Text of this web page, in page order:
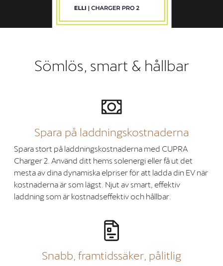
Sömlös, smart & hållbar
Spara på laddningskostnaderna
Spara stort på laddningskostnaderna med CUPRA
Charger 2. Använd ditt hems solenergi eller få ut det
mesta av dina dynamiska elpriser för att ladda din EV när
kostnaderna är som lägst. Njut av smart, effektiv
laddning som är kostnadseffektiv och hållbar.
Snabb, framtidssäker, pålitlig